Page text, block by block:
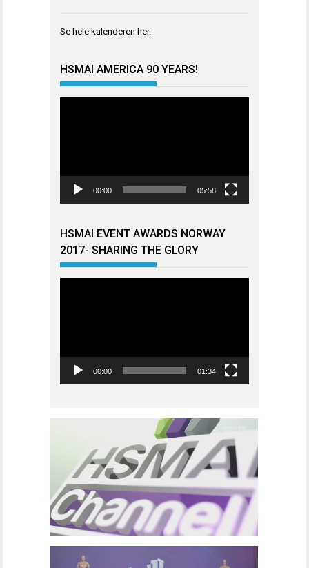
Se hele kalenderen her.
HSMAI AMERICA 90 YEARS!
00:00 05:58
HSMAI EVENT AWARDS NORWAY
2017- SHARING THE GLORY
00:00 01:34